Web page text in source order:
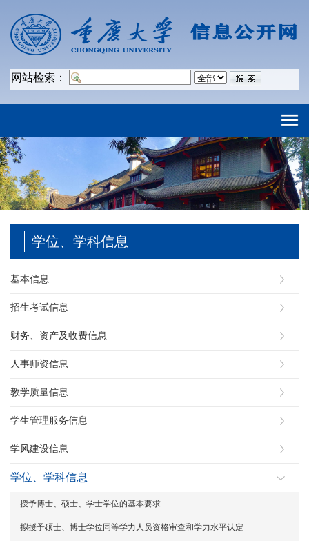
网站检索：
学位、学科信息
基本信息
招生考试信息
财务、资产及收费信息
人事师资信息
教学质量信息
学生管理服务信息
学风建设信息
学位、学科信息
授予博士、硕士、学士学位的基本要求
拟授予硕士、博士学位同等学力人员资格审查和学力水平认定